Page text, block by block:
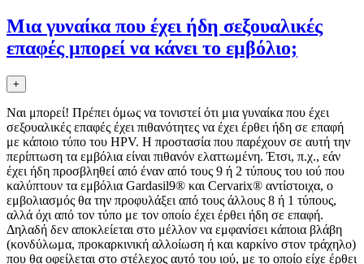
Μια γυναίκα που έχει ήδη σεξουαλικές
επαφές μπορεί να κάνει το εμβόλιο;
+
Ναι μπορεί! Πρέπει όμως να τονιστεί ότι μια γυναίκα που έχει
σεξουαλικές επαφές έχει πιθανότητες να έχει έρθει ήδη σε επαφή
με κάποιο τύπο του HPV. Η προστασία που παρέχουν σε αυτή την
περίπτωση τα εμβόλια είναι πιθανόν ελαττωμένη. Έτσι, π.χ., εάν
έχει ήδη προσβληθεί από έναν από τους 9 ή 2 τύπους του ιού που
καλύπτουν τα εμβόλια Gardasil9® και Cervarix® αντίστοιχα, ο
εμβολιασμός θα την προφυλάξει από τους άλλους 8 ή 1 τύπους,
αλλά όχι από τον τύπο με τον οποίο έχει έρθει ήδη σε επαφή.
Δηλαδή δεν αποκλείεται στο μέλλον να εμφανίσει κάποια βλάβη
(κονδύλωμα, προκαρκινική αλλοίωση ή και καρκίνο στον τράχηλο)
που θα οφείλεται στο στέλεχος αυτό του ιού, με το οποίο είχε έρθει